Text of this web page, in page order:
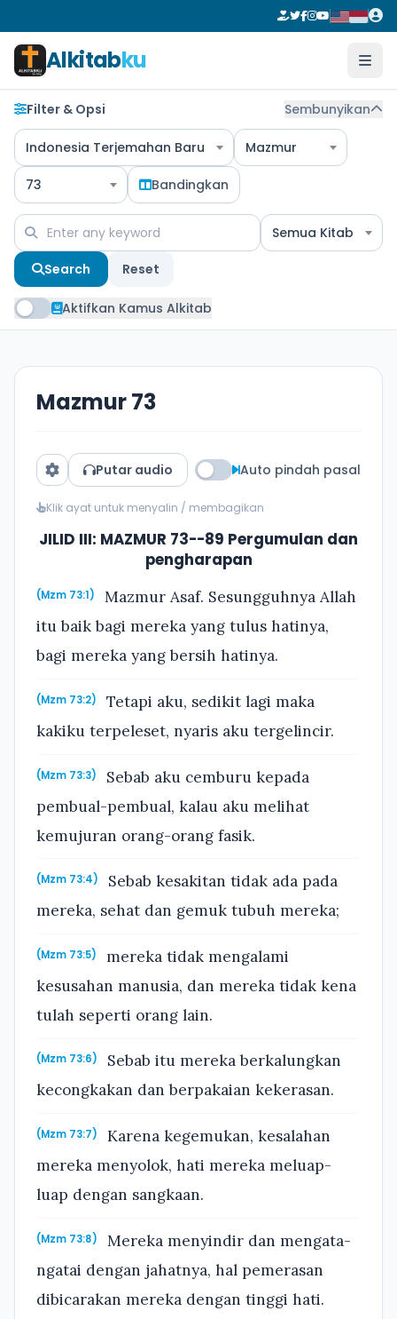
Alkitabku
Filter & Opsi Sembunyikan
Indonesia Terjemahan Baru Mazmur
73 Bandingkan
Semua Kitab
Search Reset
Aktifkan Kamus Alkitab
Mazmur 73
Putar audio Auto pindah pasal
Klik ayat untuk menyalin / membagikan
JILID III: MAZMUR 73--89 Pergumulan dan
pengharapan
(Mzm 73:1)
Mazmur Asaf. Sesungguhnya Allah
itu baik bagi mereka yang tulus hatinya,
bagi mereka yang bersih hatinya.
(Mzm 73:2)
Tetapi aku, sedikit lagi maka
kakiku terpeleset, nyaris aku tergelincir.
(Mzm 73:3)
Sebab aku cemburu kepada
pembual-pembual, kalau aku melihat
kemujuran orang-orang fasik.
(Mzm 73:4)
Sebab kesakitan tidak ada pada
mereka, sehat dan gemuk tubuh mereka;
(Mzm 73:5)
mereka tidak mengalami
kesusahan manusia, dan mereka tidak kena
tulah seperti orang lain.
(Mzm 73:6)
Sebab itu mereka berkalungkan
kecongkakan dan berpakaian kekerasan.
(Mzm 73:7)
Karena kegemukan, kesalahan
mereka menyolok, hati mereka meluap-
luap dengan sangkaan.
(Mzm 73:8)
Mereka menyindir dan mengata-
ngatai dengan jahatnya, hal pemerasan
dibicarakan mereka dengan tinggi hati.